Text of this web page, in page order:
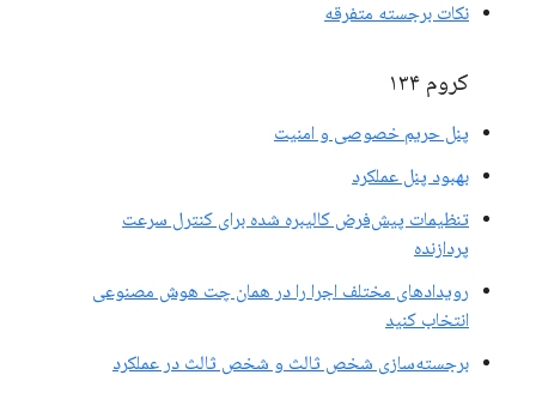
نکات برجسته متفرقه
کروم ۱۳۴
پنل حریم خصوصی و امنیت
بهبود پنل عملکرد
تنظیمات پیش‌فرض کالیبره شده برای کنترل سرعت
پردازنده
رویدادهای مختلف اجرا را در همان چت هوش مصنوعی
انتخاب کنید
برجسته‌سازی شخص ثالث و شخص ثالث در عملکرد